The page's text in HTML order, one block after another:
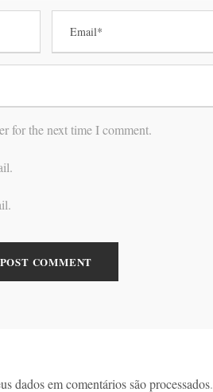
for the next time I comment.
dados em comentários são processados.